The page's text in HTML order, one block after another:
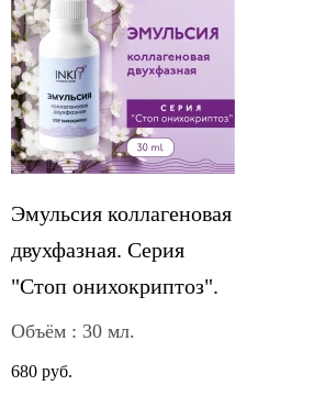
Эмульсия коллагеновая
двухфазная. Серия
"Стоп онихокриптоз".
Объём : 30 мл.
680 руб.